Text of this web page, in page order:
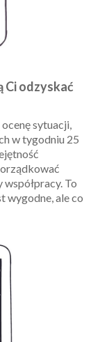
Ci odzyskać
sytuacji,
w tygodniu 25
To
wygodne, ale co